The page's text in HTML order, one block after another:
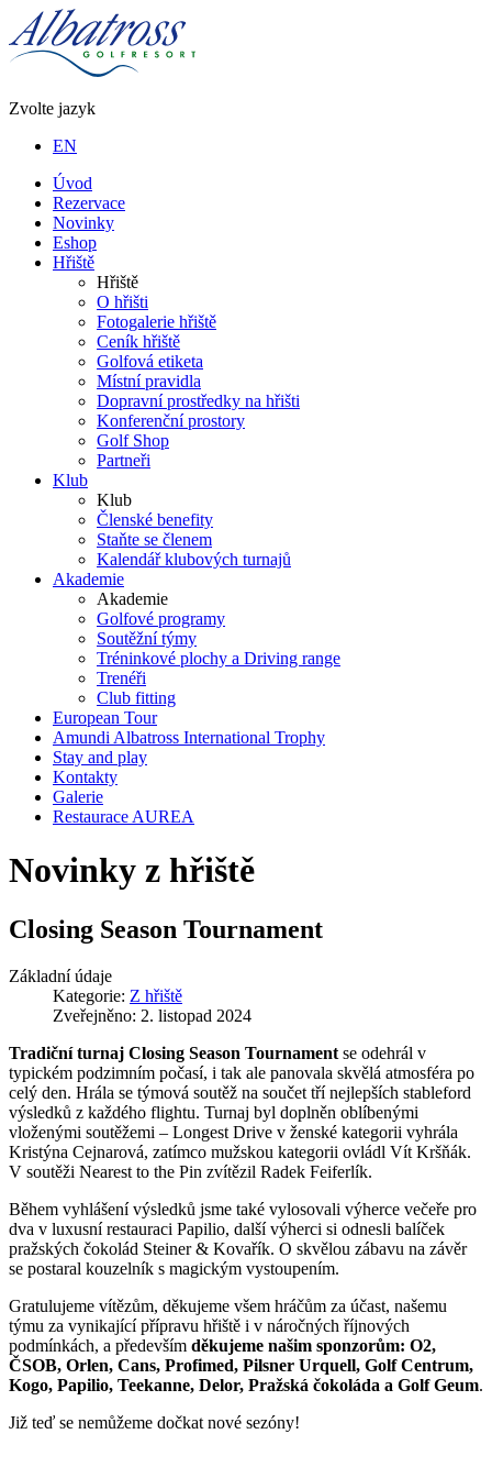
Zvolte jazyk
EN
Úvod
Rezervace
Novinky
Eshop
Hřiště
Hřiště
O hřišti
Fotogalerie hřiště
Ceník hřiště
Golfová etiketa
Místní pravidla
Dopravní prostředky na hřišti
Konferenční prostory
Golf Shop
Partneři
Klub
Klub
Členské benefity
Staňte se členem
Kalendář klubových turnajů
Akademie
Akademie
Golfové programy
Soutěžní týmy
Tréninkové plochy a Driving range
Trenéři
Club fitting
European Tour
Amundi Albatross International Trophy
Stay and play
Kontakty
Galerie
Restaurace AUREA
Novinky z hřiště
Closing Season Tournament
Základní údaje
Kategorie: Z hřiště
Zveřejněno: 2. listopad 2024
Tradiční turnaj Closing Season Tournament se odehrál v
typickém podzimním počasí, i tak ale panovala skvělá atmosféra po
celý den. Hrála se týmová soutěž na součet tří nejlepších stableford
výsledků z každého flightu. Turnaj byl doplněn oblíbenými
vloženými soutěžemi – Longest Drive v ženské kategorii vyhrála
Kristýna Cejnarová, zatímco mužskou kategorii ovládl Vít Kršňák.
V soutěži Nearest to the Pin zvítězil Radek Feiferlík.
Během vyhlášení výsledků jsme také vylosovali výherce večeře pro
dva v luxusní restauraci Papilio, další výherci si odnesli balíček
pražských čokolád Steiner & Kovařík. O skvělou zábavu na závěr
se postaral kouzelník s magickým vystoupením.
Gratulujeme vítězům, děkujeme všem hráčům za účast, našemu
týmu za vynikající přípravu hřiště i v náročných říjnových
podmínkách, a především děkujeme našim sponzorům: O2,
ČSOB, Orlen, Cans, Profimed, Pilsner Urquell, Golf Centrum,
Kogo, Papilio, Teekanne, Delor, Pražská čokoláda a Golf Geum.
Již teď se nemůžeme dočkat nové sezóny!